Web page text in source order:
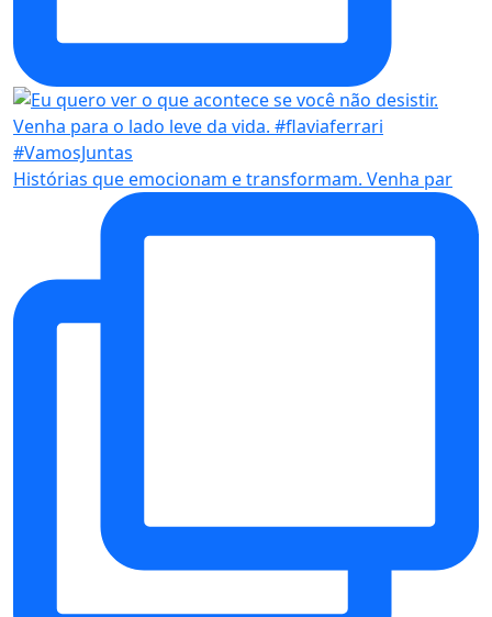
Histórias que emocionam e transformam. Venha par